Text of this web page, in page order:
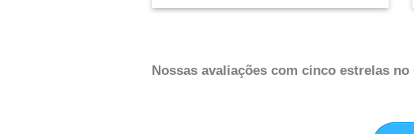
Nossas avaliações com cinco estrelas